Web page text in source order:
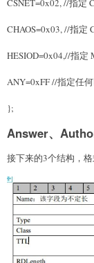
CSNET=0x02, //指定
CHAOS=0x03, //指定
HESIOD=0x04,//指定
ANY=0xFF //指定任
};
Answer、
接下来的3个结构，